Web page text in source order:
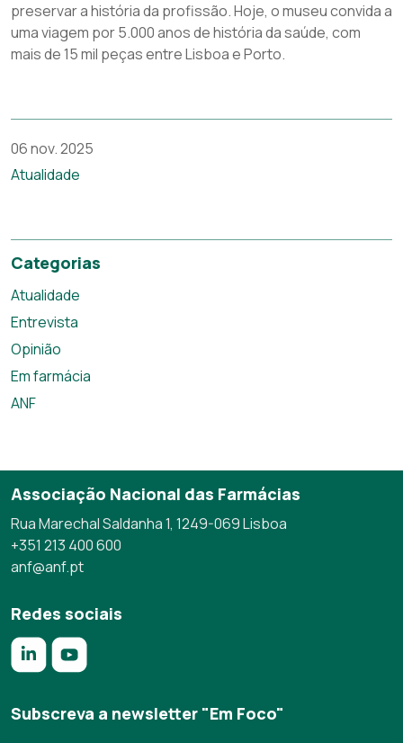
preservar a história da profissão. Hoje, o museu convida a
uma viagem por 5.000 anos de história da saúde, com
mais de 15 mil peças entre Lisboa e Porto.
06 nov. 2025
Atualidade
Categorias
Atualidade
Entrevista
Opinião
Em farmácia
ANF
Associação Nacional das Farmácias
Rua Marechal Saldanha 1, 1249-069 Lisboa
+351 213 400 600
anf@anf.pt
Redes sociais
Subscreva a newsletter "Em Foco"